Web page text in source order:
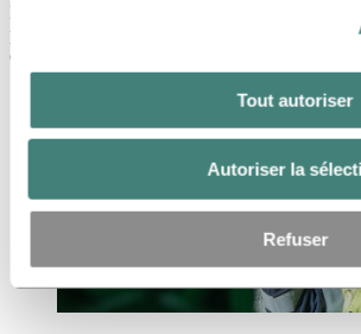
Tout autoriser
Autoriser la
Refuser
L’entretien dans le secteur hydroélectrique joue
pour assurer la fiabilité, la sécurité et
de nos infrastructures.